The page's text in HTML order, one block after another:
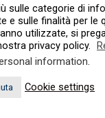
REPORTING
sulle categorie di
e sulle finalità per le
utilizzate, si
privacy policy.
information
Cookie settings